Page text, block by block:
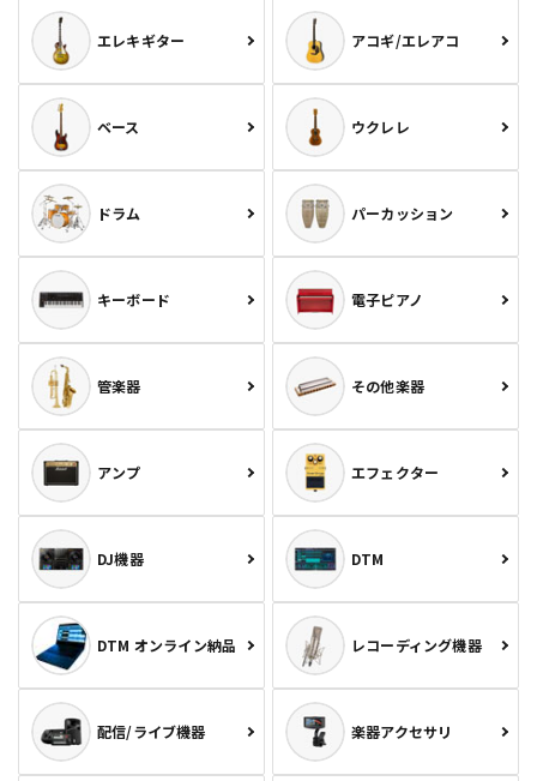
エレキギター アコギ/エレアコ
ベース ウクレレ
ドラム パーカッション
キーボード 電子ピアノ
管楽器 その他楽器
アンプ エフェクター
DJ機器 DTM
DTM オンライン納品 レコーディング機器
配信/ライブ機器 楽器アクセサリ